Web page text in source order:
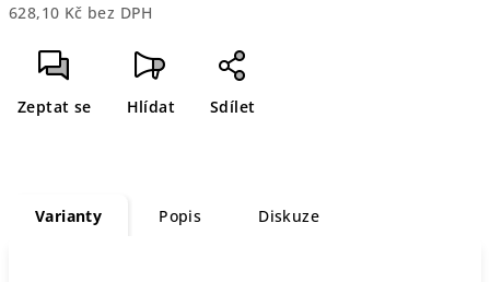
628,10 Kč bez DPH
cena:
Zeptat se Hlídat Sdílet
Varianty Popis Diskuze